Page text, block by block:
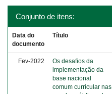
Conjunto de itens:
Data do
documento
Título
Fev-2022
Os desafios da
implementação da
base nacional
comum curricular nas